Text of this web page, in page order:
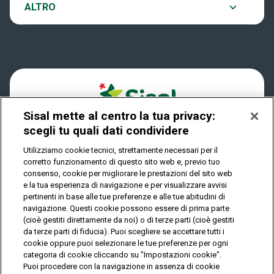
Play Your Date
Dove si gioca
Quanto si vince
Come riscuotere
ALTRO
Notifiche
Privacy
IL GIOCO È VIETATO AI MINORI E PUÒ CAUSARE
DIPENDENZA PATOLOGICA
© Copyright Sisal Italia S.p.A. - P.I. 02433760135
Privacy Cookies
Mappa
del
sito
Sisal mette al centro la tua privacy:
scegli tu quali dati condividere
Utilizziamo cookie tecnici, strettamente necessari per il
corretto funzionamento di questo sito web e, previo tuo
consenso, cookie per migliorare le prestazioni del sito web
e la tua esperienza di navigazione e per visualizzare avvisi
pertinenti in base alle tue preferenze e alle tue abitudini di
navigazione. Questi cookie possono essere di prima parte
(cioè gestiti direttamente da noi) o di terze parti (cioè gestiti
da terze parti di fiducia). Puoi scegliere se accettare tutti i
cookie oppure puoi selezionare le tue preferenze per ogni
categoria di cookie cliccando su "Impostazioni cookie".
Puoi procedere con la navigazione in assenza di cookie